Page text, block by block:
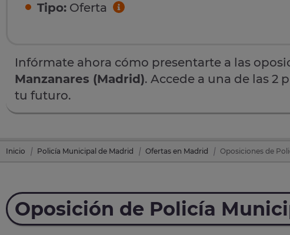
Tipo: Oferta
Infórmate ahora cómo presentarte a las
Manzanares (Madrid). Accede a una de las 2
tu futuro.
Inicio Policía Municipal de Madrid Ofertas en Madrid Oposiciones de
Oposición de Policía